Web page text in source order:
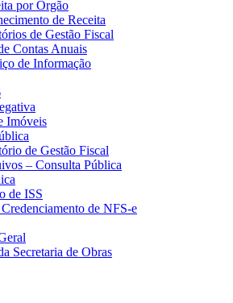
por Órgão
de Receita
de Gestão Fiscal
Contas Anuais
de Informação
Imóveis
de Gestão Fiscal
– Consulta Pública
de ISS
de NFS-e
Secretaria de Obras